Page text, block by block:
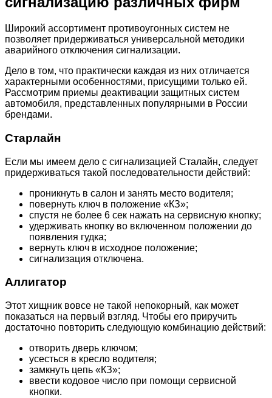
Широкий ассортимент противоугонных систем не
позволяет придерживаться универсальной методики
аварийного отключения сигнализации.
Дело в том, что практически каждая из них отличается
характерными особенностями, присущими только ей.
Рассмотрим приемы деактивации защитных систем
автомобиля, представленных популярными в России
брендами.
Старлайн
Если мы имеем дело с сигнализацией Сталайн, следует
придерживаться такой последовательности действий:
проникнуть в салон и занять место водителя;
повернуть ключ в положение «КЗ»;
спустя не более 6 сек нажать на сервисную кнопку;
удерживать кнопку во включенном положении до
появления гудка;
вернуть ключ в исходное положение;
сигнализация отключена.
Аллигатор
Этот хищник вовсе не такой непокорный, как может
показаться на первый взгляд. Чтобы его приручить
достаточно повторить следующую комбинацию действий:
отворить дверь ключом;
усесться в кресло водителя;
замкнуть цепь «КЗ»;
ввести кодовое число при помощи сервисной
кнопки.